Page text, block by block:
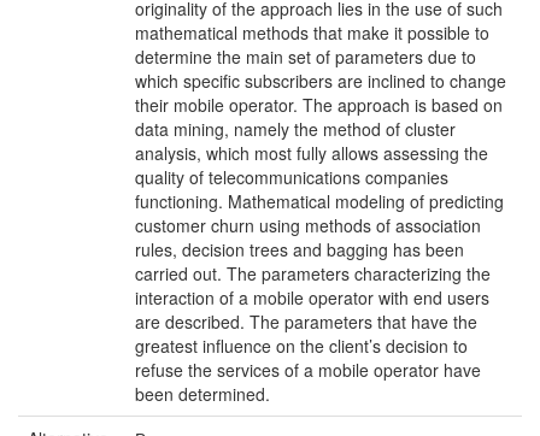
originality of the approach lies in the use of such
mathematical methods that make it possible to
determine the main set of parameters due to
which speciﬁc subscribers are inclined to change
their mobile operator. The approach is based on
data mining, namely the method of cluster
analysis, which most fully allows assessing the
quality of telecommunications companies
functioning. Mathematical modeling of predicting
customer churn using methods of association
rules, decision trees and bagging has been
carried out. The parameters characterizing the
interaction of a mobile operator with end users
are described. The parameters that have the
greatest inﬂuence on the client’s decision to
refuse the services of a mobile operator have
been determined.